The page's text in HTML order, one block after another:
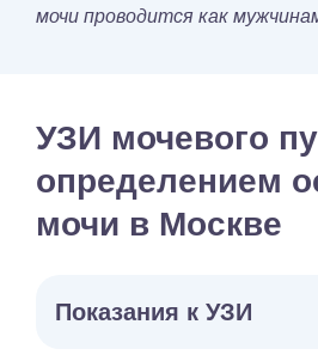
мочи проводится как
УЗИ мочевого
определением
мочи в Москве
Показания к УЗИ